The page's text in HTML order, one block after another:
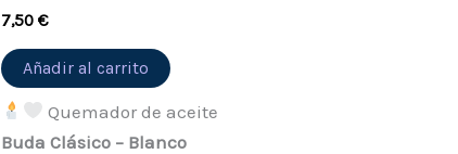
7,50€
Añadir al carrito
Quemador de aceite
Buda Clásico – Blanco